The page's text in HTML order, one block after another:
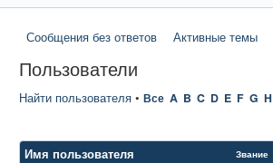
Сообщения без ответов Активные темы
Пользователи
Найти пользователя • Все A B C D E F G H
Имя пользователя
Звание